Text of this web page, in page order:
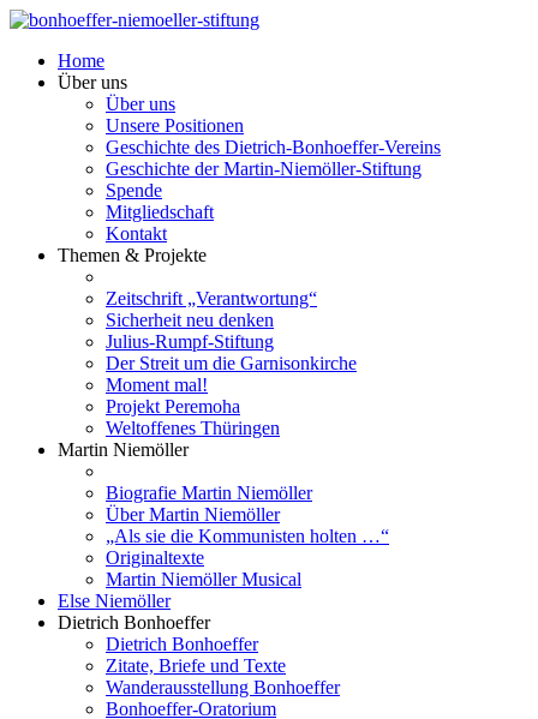
Home
Über uns
Über uns
Unsere Positionen
Geschichte des Dietrich-Bonhoeffer-Vereins
Geschichte der Martin-Niemöller-Stiftung
Spende
Mitgliedschaft
Kontakt
Themen & Projekte
Zeitschrift „Verantwortung“
Sicherheit neu denken
Julius-Rumpf-Stiftung
Der Streit um die Garnisonkirche
Moment mal!
Projekt Peremoha
Weltoffenes Thüringen
Martin Niemöller
Biografie Martin Niemöller
Über Martin Niemöller
„Als sie die Kommunisten holten …“
Originaltexte
Martin Niemöller Musical
Else Niemöller
Dietrich Bonhoeffer
Dietrich Bonhoeffer
Zitate, Briefe und Texte
Wanderausstellung Bonhoeffer
Bonhoeffer-Oratorium